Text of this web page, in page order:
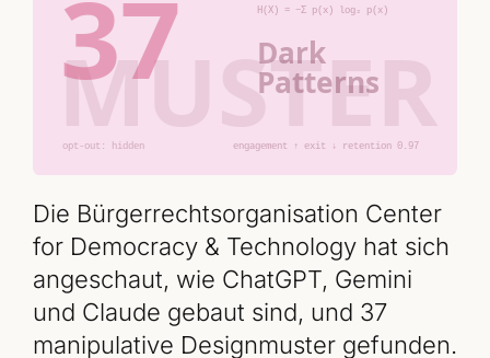
Die Bürgerrechtsorganisation Center
for Democracy & Technology hat sich
angeschaut, wie ChatGPT, Gemini
und Claude gebaut sind, und 37
manipulative Designmuster gefunden.